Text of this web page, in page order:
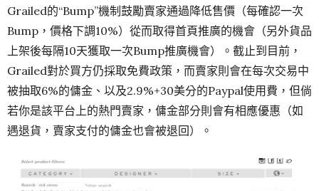
Grailed的“Bump”機制鼓勵賣家通過降低售價（每確認一次
Bump，價格下調10%）從而取得首頁推廣的機會（另外貨品
上架後每隔10天獲取一次Bump推廣機會）。截止到目前，
Grailed對於買方仍採取免費政策，而賣家則會在每次交易中
被抽取6%的傭金、以及2.9%+30美分的Paypal使用費，但倘
若你是該平台上的熱門賣家，傭金部分則會有相應優惠（如
遇退貨，賣家支付的傭金也會被退回）。